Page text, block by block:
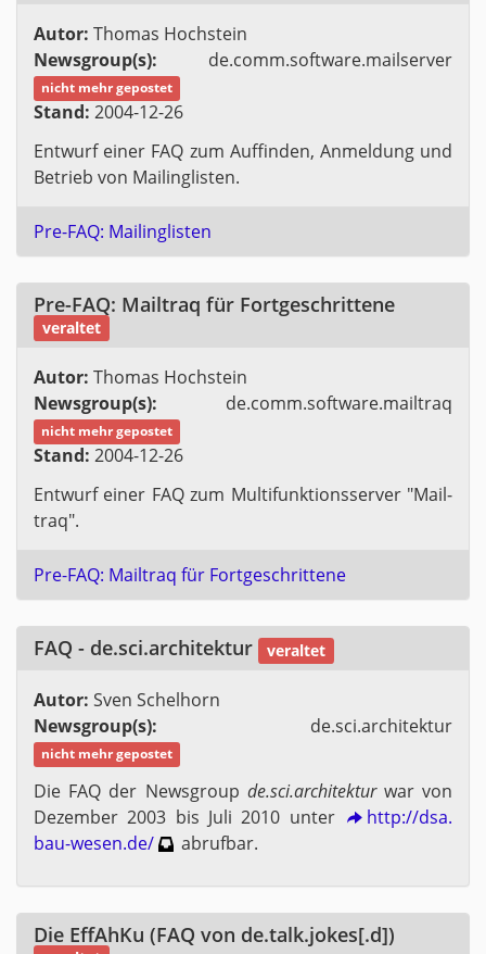
Autor: Tho­mas Hoch­stein
News­group(s): de.​comm.​software.​mailser­ver
nicht mehr ge­pos­tet
Stand: 2004-12-26
Ent­wurf einer FAQ zum Auf­fin­den, An­mel­dung und
Be­trieb von Mai­ling­lis­ten.
Pre-FAQ: Mai­ling­lis­ten
Pre-FAQ: Mail­traq für Fort­ge­schrit­te­ne
ver­al­tet
Autor: Tho­mas Hoch­stein
News­group(s): de.​comm.​software.​mailtraq
nicht mehr ge­pos­tet
Stand: 2004-12-26
Ent­wurf einer FAQ zum Mul­ti­funk­ti­ons­ser­ver "Mail­
traq".
Pre-FAQ: Mail­traq für Fort­ge­schrit­te­ne
FAQ - de.​sci.​architek­tur ver­al­tet
Autor: Sven Schel­horn
News­group(s): de.​sci.​architek­tur
nicht mehr ge­pos­tet
Die FAQ der News­group de.​sci.​architek­turwar von
De­zem­ber 2003 bis Juli 2010 unter
http://​dsa.​
bau-​wesen.​de/
ab­ruf­bar.
Die Ef­fAh­Ku (FAQ von de.​talk.​jokes[.d])